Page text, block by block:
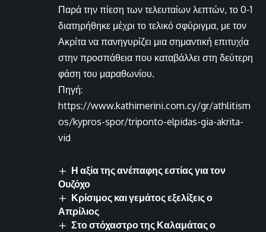
Παρά την πίεση των τελευταίων λεπτών, το 0-1
διατηρήθηκε μέχρι το τελικό σφύριγμα, με τον
Ακρίτα να πανηγυρίζει μια σημαντική επιτυχία
στην προσπάθεια που καταβάλλει στη δεύτερη
φάση του μαραθωνίου.
Πηγή:
https://www.kathimerini.com.cy/gr/athlitism
os/kypros-spor/triponto-elpidas-gia-akrita-
vid
Η αξία της ανέπαφης εστίας για τον
Ουζόχο
Κρίσιμος και γεμάτος εξελίξεις ο
Απρίλιος
Στο στόχαστρο της Καλαμάτας ο